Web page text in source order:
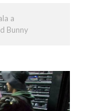
a
Bunny